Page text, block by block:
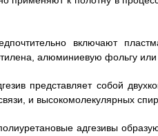
включают
алюминиевую фольгу или
представляет собой
и высокомолекулярных
адгезивы